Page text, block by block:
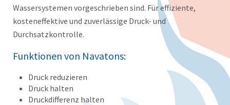
Wassersystemen vorgeschrieben sind. Für effiziente,
kosteneffektive und zuverlässige Druck- und
Durchsatzkontrolle.
Funktionen von Navatons:
Druck reduzieren
Druck halten
Druckdifferenz halten